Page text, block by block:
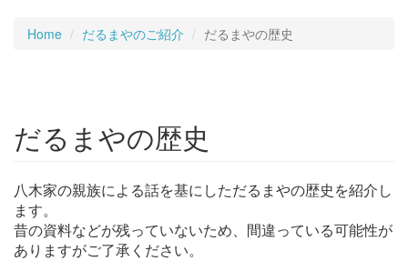
Home だるまやのご紹介 だるまやの歴史
だるまやの歴史
八木家の親族による話を基にしただるまやの歴史を紹介し
ます。
昔の資料などが残っていないため、間違っている可能性が
ありますがご了承ください。